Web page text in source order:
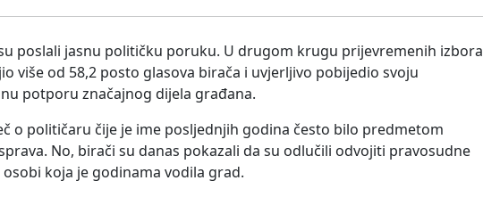
poslali jasnu političku poruku. U drugom krugu prijevremenih izbora
više od 58,2 posto glasova birača i uvjerljivo pobijedio svoju
potporu značajnog dijela građana.
o političaru čije je ime posljednjih godina često bilo predmetom
No, birači su danas pokazali da su odlučili odvojiti pravosudne
koja je godinama vodila grad.